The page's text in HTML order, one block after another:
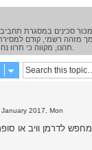
2017, Mon
מחפש לדרמן וויב או סופר טול 300 עד